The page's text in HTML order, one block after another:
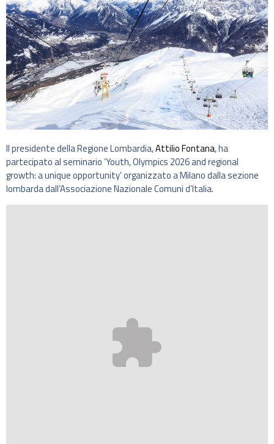
Il presidente della Regione Lombardia,Attilio Fontana, ha
partecipato al seminario ‘Youth, Olympics 2026 and regional
growth: a unique opportunity’ organizzato a Milano dalla sezione
lombarda dall’Associazione Nazionale Comuni d’Italia.